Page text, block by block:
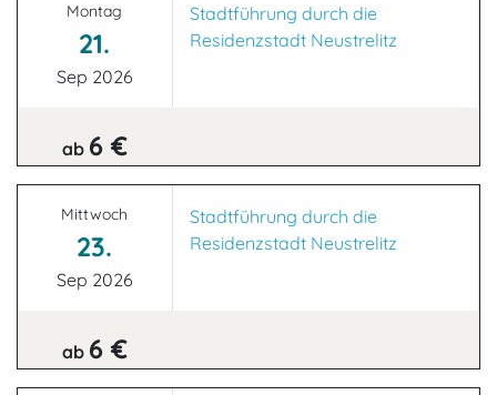
Montag
21.
Sep 2026
Stadtführung durch die
Residenzstadt Neustrelitz
ab 6 €
Mittwoch
23.
Sep 2026
Stadtführung durch die
Residenzstadt Neustrelitz
ab 6 €